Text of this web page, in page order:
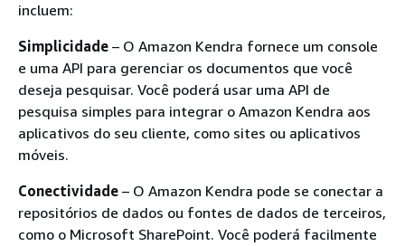
incluem:
Simplicidade – O Amazon Kendra fornece um console
e uma API para gerenciar os documentos que você
deseja pesquisar. Você poderá usar uma API de
pesquisa simples para integrar o Amazon Kendra aos
aplicativos do seu cliente, como sites ou aplicativos
móveis.
Conectividade – O Amazon Kendra pode se conectar a
repositórios de dados ou fontes de dados de terceiros,
como o Microsoft SharePoint. Você poderá facilmente